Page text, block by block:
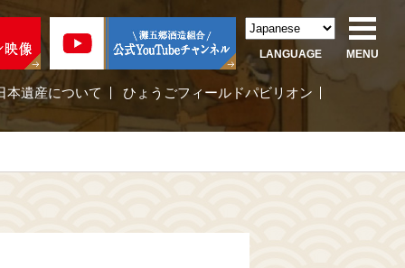
本遺産について ひょうごフィールドパビリオン
LANGUAGE MENU